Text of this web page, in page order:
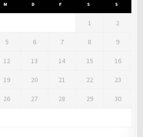
M D F S S
1 2
5 6 7 8 9
12 13 14 15 16
19 20 21 22 23
26 27 28 29 30